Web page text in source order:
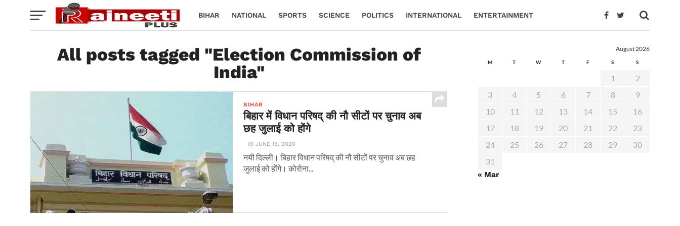
BIHAR NATIONAL SPORTS SCIENCE POLITICS INTERNATIONAL ENTERTAINMENT
All posts tagged "Election Commission of
India"
BIHAR
बिहार में विधान परिषद् की नौ सीटों पर चुनाव अब
छह जुलाई को होंगे
JUNE 15, 2020
नयी दिल्ली। बिहार विधान परिषद् की नौ सीटों पर चुनाव अब छह
जुलाई को होंगे। कोरोना...
August 2026
M T W T F S S
1
2
3
4 5 6 7 8
9
10
11 12 13 14 15
16
17
18 19 20 21 22
23
24
25 26 27 28 29
30
31
« Mar